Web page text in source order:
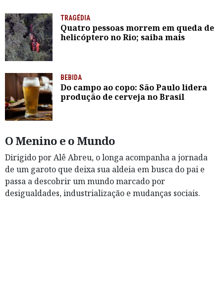
TRAGÉDIA
Quatro pessoas morrem em queda de
helicóptero no Rio; saiba mais
BEBIDA
Do campo ao copo: São Paulo lidera
produção de cerveja no Brasil
O Menino e o Mundo
Dirigido por Alê Abreu, o longa acompanha a jornada
de um garoto que deixa sua aldeia em busca do pai e
passa a descobrir um mundo marcado por
desigualdades, industrialização e mudanças sociais.